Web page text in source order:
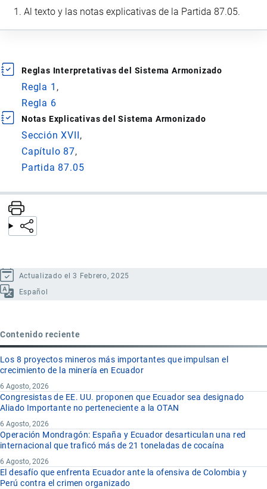
Al texto y las notas explicativas de la Partida 87.05.
Reglas Interpretativas del Sistema Armonizado
Regla 1
Regla 6
Notas Explicativas del Sistema Armonizado
Sección XVII
Capítulo 87
Partida 87.05
Actualizado el 3 Febrero, 2025
Español
Contenido reciente
Los 8 proyectos mineros más importantes que impulsan el
crecimiento de la minería en Ecuador
6 Agosto, 2026
Congresistas de EE. UU. proponen que Ecuador sea designado
Aliado Importante no perteneciente a la OTAN
6 Agosto, 2026
Operación Mondragón: España y Ecuador desarticulan una red
internacional que traficó más de 21 toneladas de cocaína
6 Agosto, 2026
El desafío que enfrenta Ecuador ante la ofensiva de Colombia y
Perú contra el crimen organizado